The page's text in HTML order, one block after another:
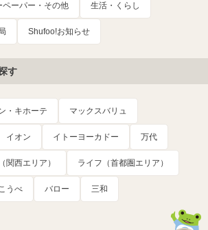
ーパー・その他 生活・くらし
Shufoo!お知らせ
す
・キホーテ マックスバリュ
イオン イトーヨーカドー 万代
関西エリア） ライフ（首都圏エリア）
うべ バロー 三和